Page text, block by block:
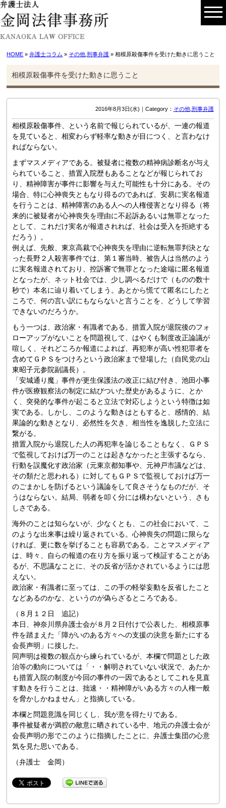
HOME »弁護士コラム » その他 ,刑事弁護 » 相模原殺傷事件を受けた動きに思うこと
相模原殺傷事件を受けた動きに思うこと
2016年8月3日(水)｜Category： その他, 刑事弁護
相模原殺傷事件、という名前で報じられているが、一連の報道
を見ていると、相変わらず軽率な動きが目につく、と言わなけ
ればならない。
まずマスメディアである。被疑者に複数の精神病診断名が与え
られていること、措置入院歴もあることなどが報じられてお
り、精神障害が事件に影響を与えた可能性も十分にある。その
場合、特に心神喪失ともなり得るのであれば、安易に実名報道
を行うことは、精神障害のある人への人権侵害となり得る（将
来的に被疑者が心神喪失を理由に不起訴あるいは無罪となった
として、これだけ実名が報道されれば、社会は受入を拒絶する
だろう）。
例えば、先般、東京高裁で心神喪失を理由に逆転無罪判決とな
った長野２人殺害事件では、第１審当時、被告人は当然のよう
に実名報道されており、控訴審で無罪となった途端に匿名報道
となったが、ネット社会では、少し調べるだけで（ものの数十
秒で）本名に辿り着いてしまう。あとから慌てて匿名にしたと
ころで、何の言い訳にもならないと言うことを、どうして学習
できないのだろうか。
もう一つは、政治家・有識者である。措置入院が退院後のフォ
ローアップがないことを問題視して、はやくも制度改正論議が
喧しく、それどころか報道によれば、再犯率が高い性犯罪者を
含めてＧＰＳをつけろという政治家まで登場した（自民党の山
東昭子元参院副議長）。
「安城通り魔」事件が更生保護法の改正に結び付き、池田小事
件が医療観察法の制定に結びついた歴史があるように、とか
く、突発的な事件が起こると立法で対応しようという特徴は如
実である。しかし、このような動きはともすると、感情的、結
果論的な動きとなり、必然性を欠き、相当性を逸脱した立法に
繋がる。
措置入院から退院した人の再犯率を論じることもなく、ＧＰＳ
で監視しておけば万一のことは起きなかったと主張するなら、
行動を誤魔化す政治家（元東京都知事や、元神戸市議などは、
その類だと思われる）に対してもＧＰＳで監視しておけば万一
のごまかしを防げるという議論をして良さそうなものだが、そ
うはならない。結局、弱者を叩く分には構わないという、さも
しさである。
海外のことは知らないが、少なくとも、この社会において、こ
のような出来事は繰り返されている。心神喪失の問題に限らな
ければ、更に数を挙げることも容易である。ことマスメディア
は、時々、自らの報道の在り方を振り返って検証することがあ
るが、不思議なことに、その反省が活かされているようには思
えない。
政治家・有識者に至っては、この手の軽挙妄動を反省したこと
などあるのかな、というのが偽らざるところである。
（８月１２日 追記）
本日、神奈川県弁護士会が８月２日付けで公表した、相模原事
件を踏まえた「障がいのある方々への支援の決意を新たにする
会長声明」に接した。
同声明は複数の観点から練られているが、本欄で問題とした政
治等の動向については「・・解明されていない状況で、あたか
も措置入院の制度が今回の事件の一因であるとしてこれを見直
す動きを行うことは、拙速・・精神障がいある方々の人権一般
を脅かしかねません」と指摘している。
本欄と問題意識を同じくし、我が意を得たりである。
事件被疑者が満腔の敵意に晒されている中、地元の弁護士会が
会長声明の形でこのように指摘したことに、弁護士集団の心意
気を見た思いである。
（弁護士 金岡）